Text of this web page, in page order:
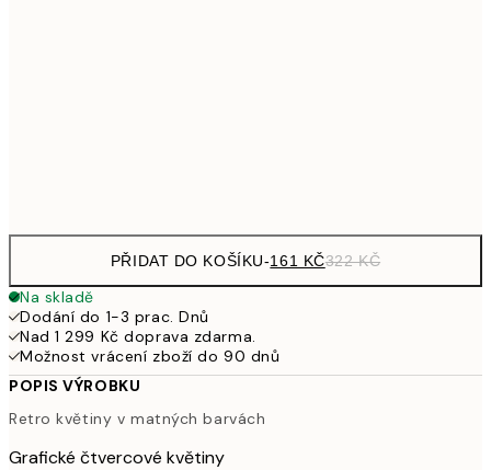
PŘIDAT DO KOŠÍKU-161 KČ322 KČ
Na skladě
Dodání do 1-3 prac. Dnů
Nad 1 299 Kč doprava zdarma.
Možnost vrácení zboží do 90 dnů
POPIS VÝROBKU
Retro květiny v matných barvách
Grafické čtvercové květiny